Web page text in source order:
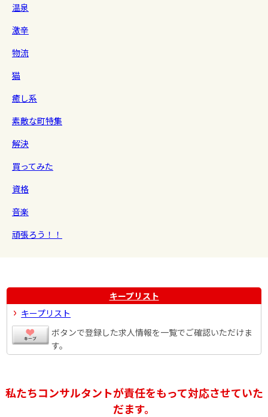
温泉
激辛
物流
猫
癒し系
素敵な町特集
解決
買ってみた
資格
音楽
頑張ろう！！
キープリスト
キープリスト
ボタンで登録した求人情報を一覧でご確認いただけま
す。
私たちコンサルタントが責任をもって対応させていた
だます。